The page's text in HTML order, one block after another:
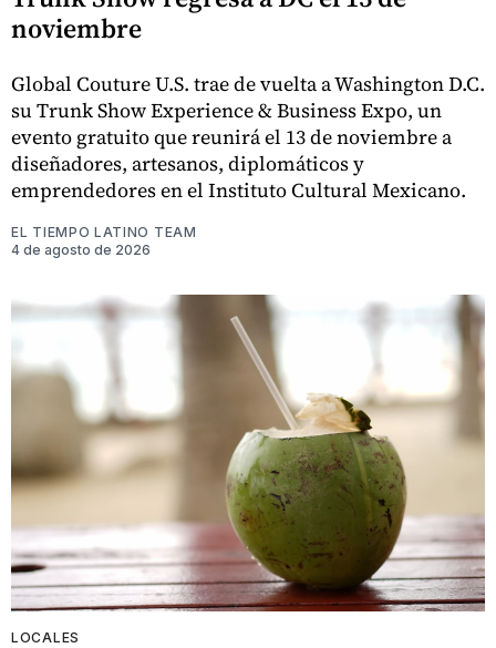
noviembre
Global Couture U.S. trae de vuelta a Washington D.C.
su Trunk Show Experience & Business Expo, un
evento gratuito que reunirá el 13 de noviembre a
diseñadores, artesanos, diplomáticos y
emprendedores en el Instituto Cultural Mexicano.
EL TIEMPO LATINO TEAM
4 de agosto de 2026
LOCALES